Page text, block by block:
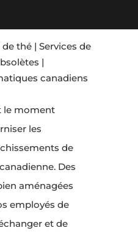
le moment
les
de
Des
aménagées
employés de
et de